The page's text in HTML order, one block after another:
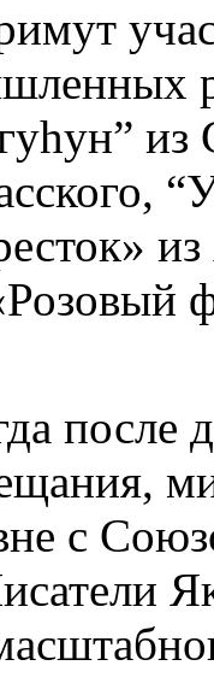
из
после
с